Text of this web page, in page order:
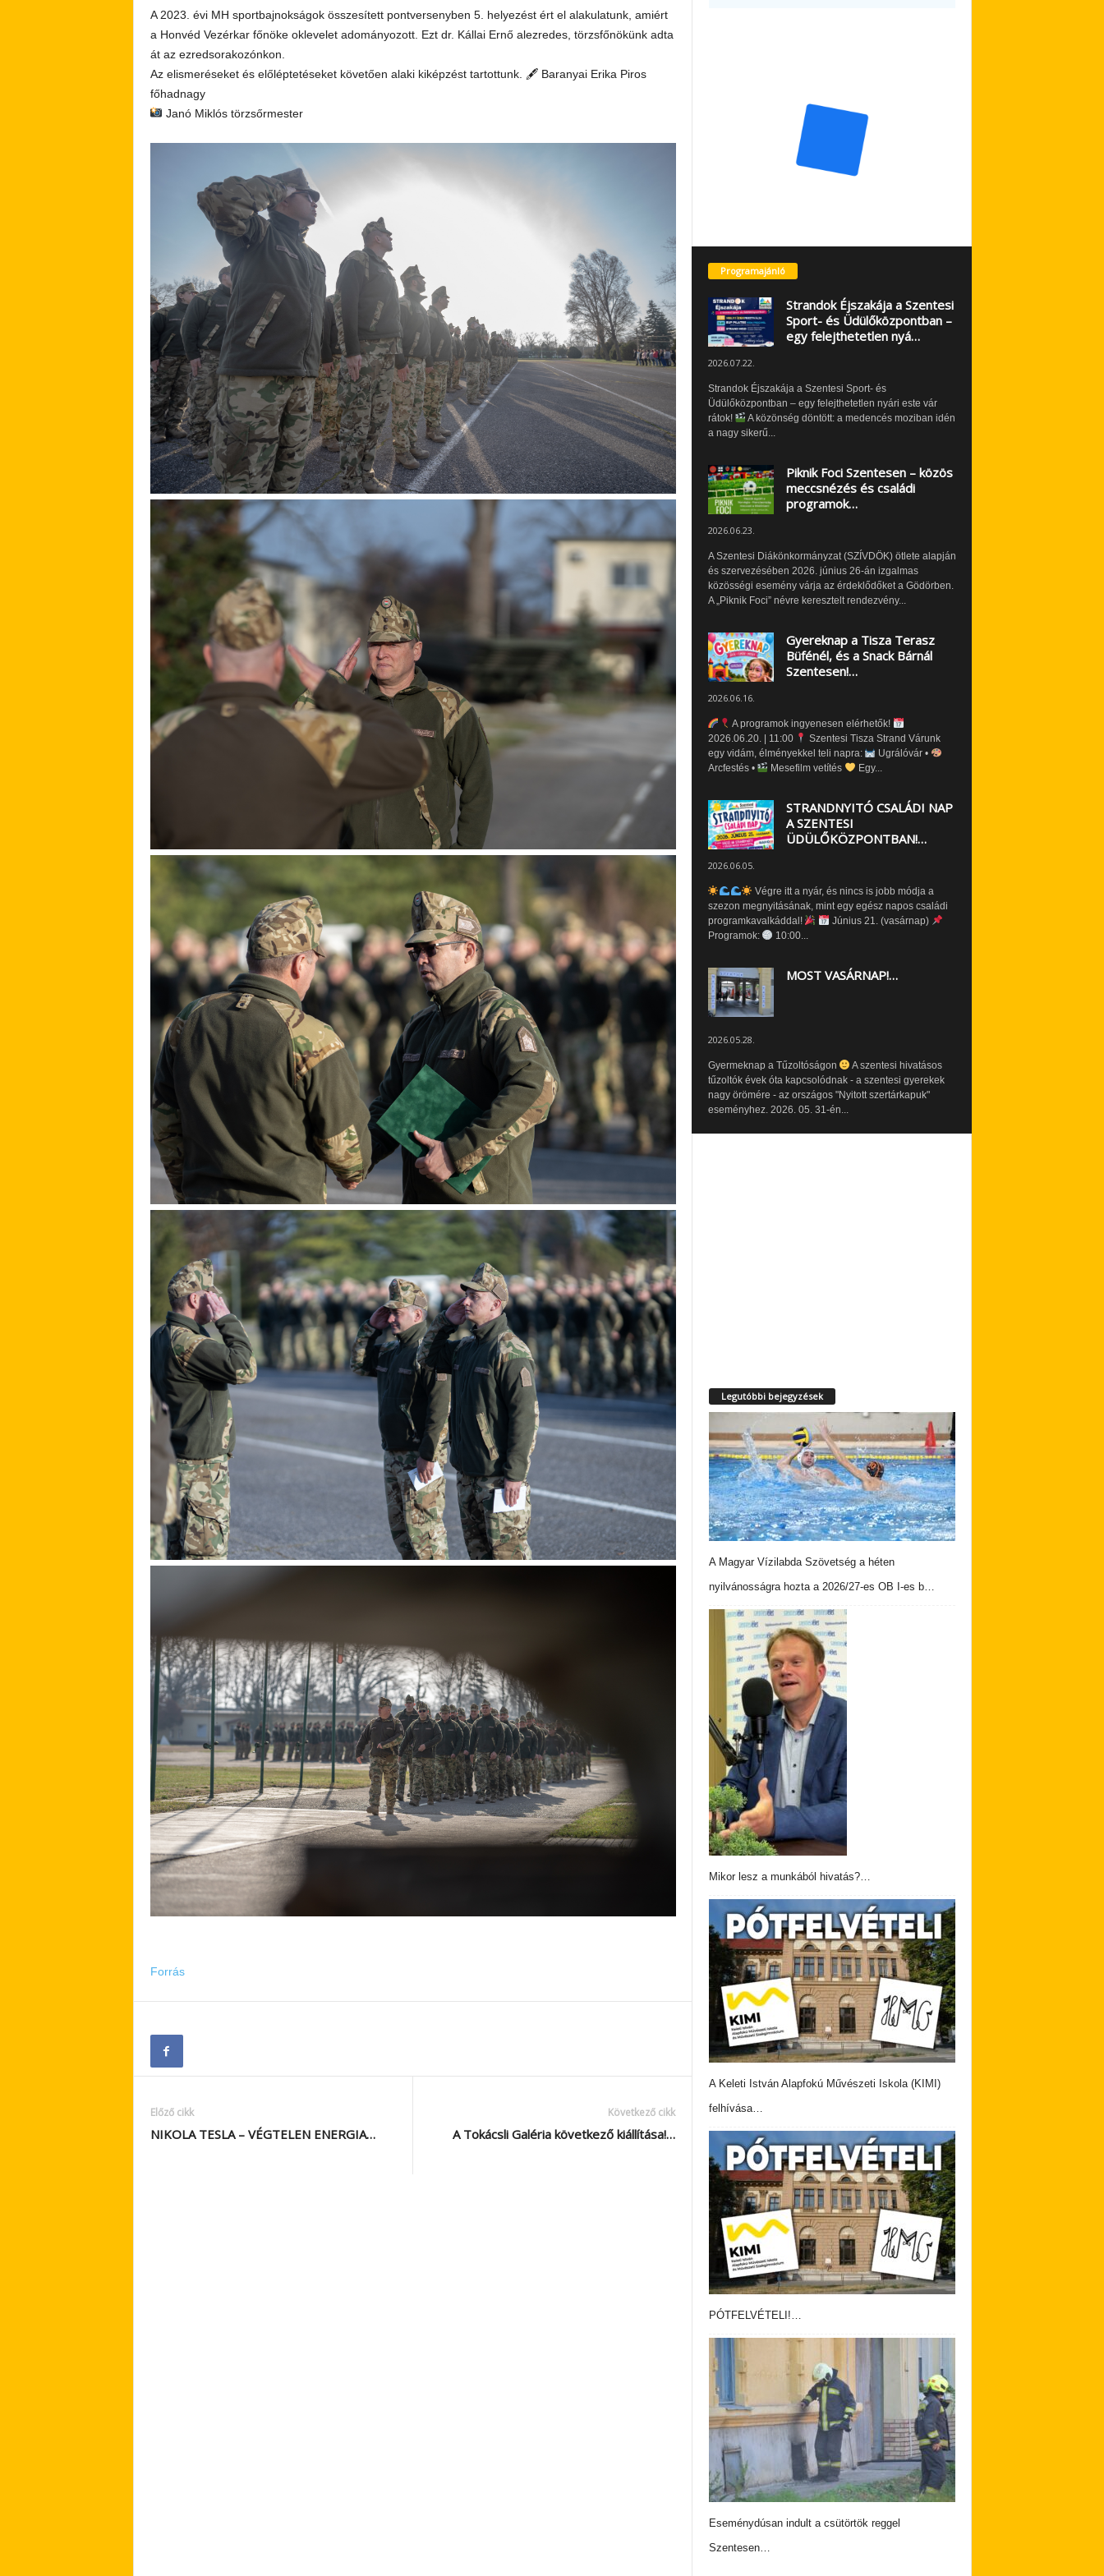
A 2023. évi MH sportbajnokságok összesített pontversenyben 5. helyezést ért el alakulatunk, amiért
a Honvéd Vezérkar főnöke oklevelet adományozott. Ezt dr. Kállai Ernő alezredes, törzsfőnökünk adta
át az ezredsorakozónkon.
Az elismeréseket és előléptetéseket követően alaki kiképzést tartottunk. 🖋 Baranyai Erika Piros
főhadnagy
Janó Miklós törzsőrmester
Forrás
Előző cikk
NIKOLA TESLA – VÉGTELEN ENERGIA…
Következő cikk
A Tokácsli Galéria következő kiállítása!…
Programajánló
Strandok Éjszakája a Szentesi
Sport- és Üdülőközpontban –
egy felejthetetlen nyá…
2026.07.22.
Strandok Éjszakája a Szentesi Sport- és
Üdülőközpontban – egy felejthetetlen nyári este vár
rátok!
A közönség döntött: a medencés moziban idén
a nagy sikerű...
Piknik Foci Szentesen – közös
meccsnézés és családi
programok…
2026.06.23.
A Szentesi Diákönkormányzat (SZÍVDÖK) ötlete alapján
és szervezésében 2026. június 26-án izgalmas
közösségi esemény várja az érdeklődőket a Gödörben.
A „Piknik Foci” névre keresztelt rendezvény...
Gyereknap a Tisza Terasz
Büfénél, és a Snack Bárnál
Szentesen!…
2026.06.16.
A programok ingyenesen elérhetők!
2026.06.20. | 11:00
Szentesi Tisza Strand Várunk
egy vidám, élményekkel teli napra:
Ugrálóvár •
Arcfestés •
Mesefilm vetítés Egy...
STRANDNYITÓ CSALÁDI NAP
A SZENTESI
ÜDÜLŐKÖZPONTBAN!…
2026.06.05.
Végre itt a nyár, és nincs is jobb módja a
szezon megnyitásának, mint egy egész napos családi
programkavalkáddal!
Június 21. (vasárnap)
Programok:
10:00...
MOST VASÁRNAP!…
2026.05.28.
Gyermeknap a Tűzoltóságon
A szentesi hivatásos
tűzoltók évek óta kapcsolódnak - a szentesi gyerekek
nagy örömére - az országos "Nyitott szertárkapuk"
eseményhez. 2026. 05. 31-én...
Legutóbbi bejegyzések
A Magyar Vízilabda Szövetség a héten
nyilvánosságra hozta a 2026/27-es OB I-es b…
Mikor lesz a munkából hivatás?…
A Keleti István Alapfokú Művészeti Iskola (KIMI)
felhívása…
PÓTFELVÉTELI!…
Eseménydúsan indult a csütörtök reggel
Szentesen…